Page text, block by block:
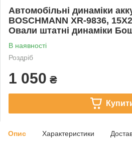
Автомобільні динаміки
BOSCHMANN XR-9836,
Овали штатні динаміки
В наявності
Роздріб
1 050 ₴
Опис Характеристики